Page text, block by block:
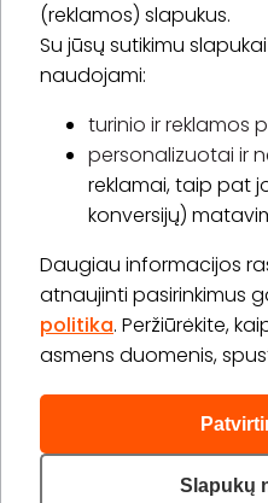
(reklamos) slapukus.
Su jūsų sutikimu
naudojami:
turinio ir reklamos
personalizuotai ir
reklamai, taip pat
konversijų)
Daugiau informacijos
atnaujinti pasirinkimus
politika. Peržiūrėkite,
asmens duomenis,
Slapukų
Apie „BookitNow“
Informacija
„GERA DOVANA“ GRUPĖ
2026 © Visos teisės
645